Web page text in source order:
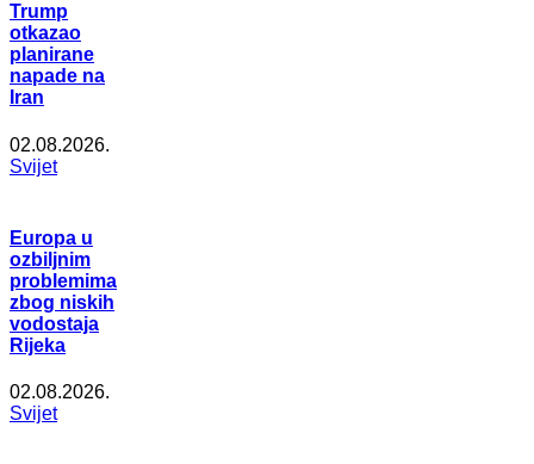
Trump
otkazao
planirane
napade na
Iran
02.08.2026.
Svijet
Europa u
ozbiljnim
problemima
zbog niskih
vodostaja
Rijeka
02.08.2026.
Svijet